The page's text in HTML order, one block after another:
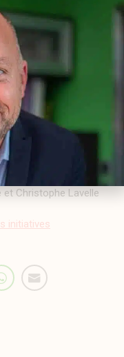
pédagogie alimentaire
durablement tous les
à la cantine
découverte au coeur
passer du
et Christophe Lavelle
initiatives